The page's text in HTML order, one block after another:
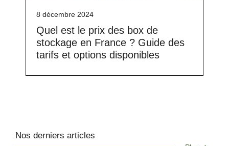
8 décembre 2024
Quel est le prix des box de
stockage en France ? Guide des
tarifs et options disponibles
Nos derniers articles